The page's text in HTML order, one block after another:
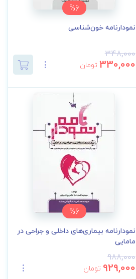
%6
نمودارنامه خون‌شناسی
348,000
330,000 تومان
%6
نمودارنامه بیماری‌های داخلی و جراحی در
مامایی
988,000
929,000 تومان